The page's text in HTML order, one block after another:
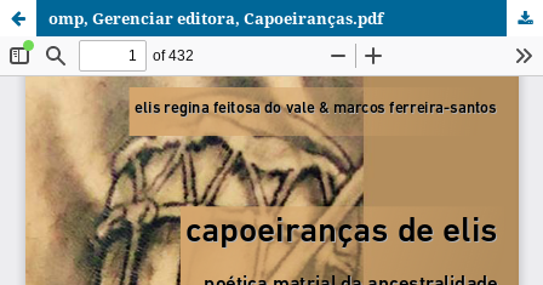
omp, Gerenciar editora, Capoeiranças.pdf